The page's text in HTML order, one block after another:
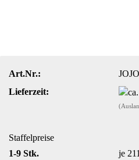
Art.Nr.:
Lieferzeit:
Staffelpreise
1-9 Stk.
je